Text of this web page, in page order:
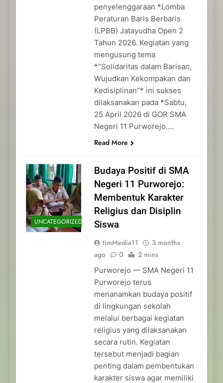
penyelenggaraan *Lomba
Peraturan Baris Berbaris
(LPBB) Jatayudha Open 2
Tahun 2026. Kegiatan yang
mengusung tema
*”Solidaritas dalam Barisan,
Wujudkan Kekompakan dan
Kedisiplinan”* ini sukses
dilaksanakan pada *Sabtu,
25 April 2026 di GOR SMA
Negeri 11 Purworejo….
Read More
UNCATEGORIZED
Budaya Positif di SMA
Negeri 11 Purworejo:
Membentuk Karakter
Religius dan Disiplin
Siswa
timMedia11
3 months
ago
0 2 mins
Purworejo — SMA Negeri 11
Purworejo terus
menanamkan budaya positif
di lingkungan sekolah
melalui berbagai kegiatan
religius yang dilaksanakan
secara rutin. Kegiatan
tersebut menjadi bagian
penting dalam pembentukan
karakter siswa agar memiliki